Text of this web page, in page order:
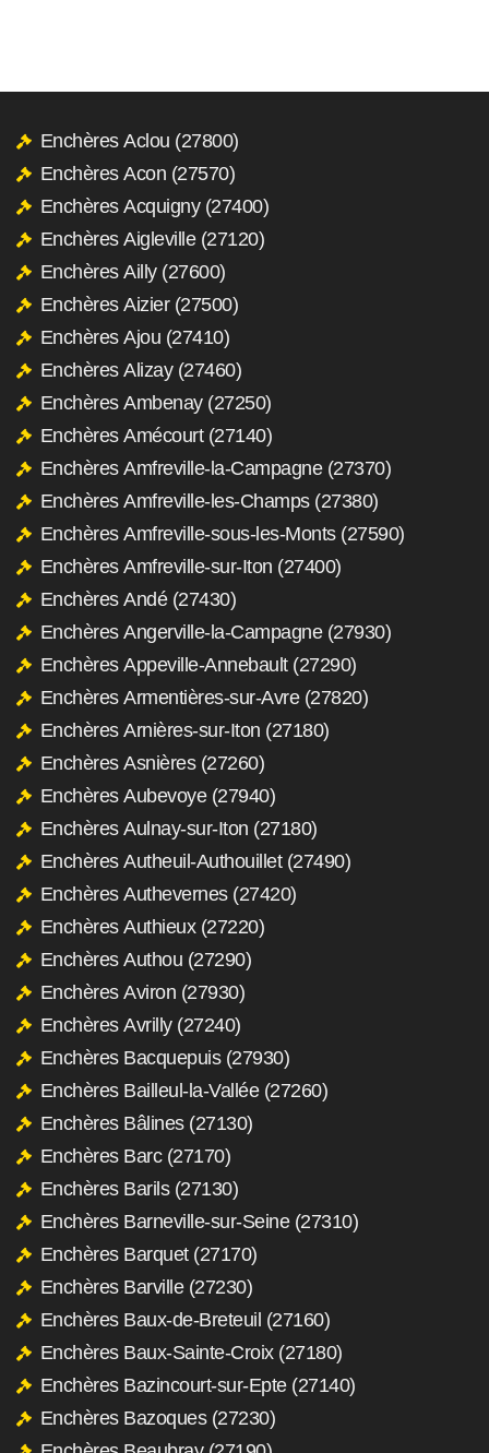
Enchères Aclou (27800)
Enchères Acon (27570)
Enchères Acquigny (27400)
Enchères Aigleville (27120)
Enchères Ailly (27600)
Enchères Aizier (27500)
Enchères Ajou (27410)
Enchères Alizay (27460)
Enchères Ambenay (27250)
Enchères Amécourt (27140)
Enchères Amfreville-la-Campagne (27370)
Enchères Amfreville-les-Champs (27380)
Enchères Amfreville-sous-les-Monts (27590)
Enchères Amfreville-sur-Iton (27400)
Enchères Andé (27430)
Enchères Angerville-la-Campagne (27930)
Enchères Appeville-Annebault (27290)
Enchères Armentières-sur-Avre (27820)
Enchères Arnières-sur-Iton (27180)
Enchères Asnières (27260)
Enchères Aubevoye (27940)
Enchères Aulnay-sur-Iton (27180)
Enchères Autheuil-Authouillet (27490)
Enchères Authevernes (27420)
Enchères Authieux (27220)
Enchères Authou (27290)
Enchères Aviron (27930)
Enchères Avrilly (27240)
Enchères Bacquepuis (27930)
Enchères Bailleul-la-Vallée (27260)
Enchères Bâlines (27130)
Enchères Barc (27170)
Enchères Barils (27130)
Enchères Barneville-sur-Seine (27310)
Enchères Barquet (27170)
Enchères Barville (27230)
Enchères Baux-de-Breteuil (27160)
Enchères Baux-Sainte-Croix (27180)
Enchères Bazincourt-sur-Epte (27140)
Enchères Bazoques (27230)